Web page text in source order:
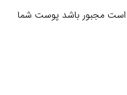
مجبور باشد پوست شما